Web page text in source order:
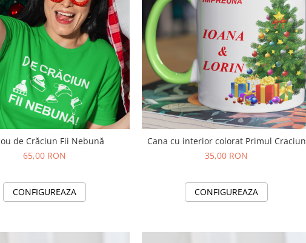
de Crăciun Fii Nebună
65,00 RON
CONFIGUREAZA
Cana cu interior colorat Primul Craciun
35,00 RON
CONFIGUREAZA